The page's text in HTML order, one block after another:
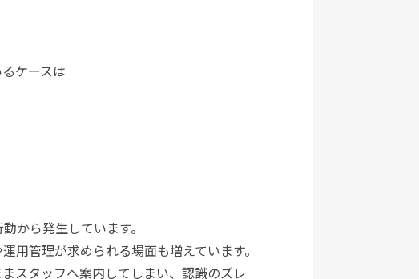
ケースは
から発生しています。
用管理が求められる場面も増えています。
スタッフへ案内してしまい、認識のズレ